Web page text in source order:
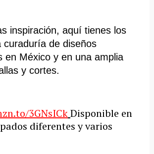
inspiración, aquítienes los
curaduría de diseños
en México y en una amplia
y cortes.
3GNsICkDisponible en
diferentes y varios